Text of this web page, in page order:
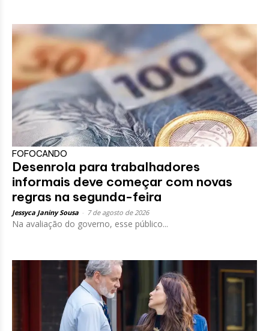
FOFOCANDO
Desenrola para trabalhadores
informais deve começar com novas
regras na segunda-feira
Jessyca Janiny Sousa 7 de agosto de 2026
Na avaliação do governo, esse público...